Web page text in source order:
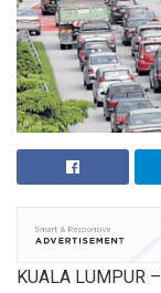
KUALA LUMPUR –